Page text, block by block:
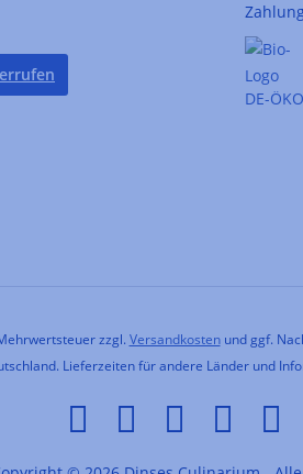
DE-
zzgl. Versandkostenund ggf.
Lieferzeiten für andere Länder und